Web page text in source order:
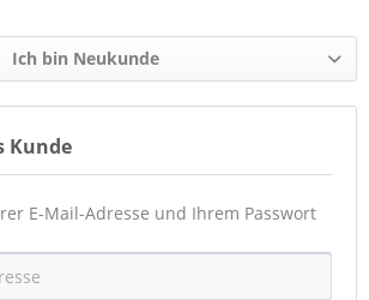
Ich bin Neukunde
Kunde
E-Mail-Adresse und Ihrem Passwort